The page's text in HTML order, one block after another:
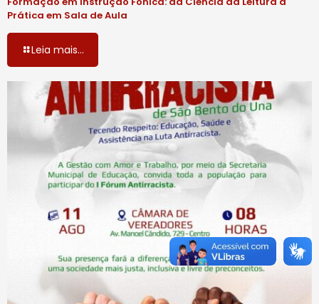
Prática em Sala de Aula
Leia mais...